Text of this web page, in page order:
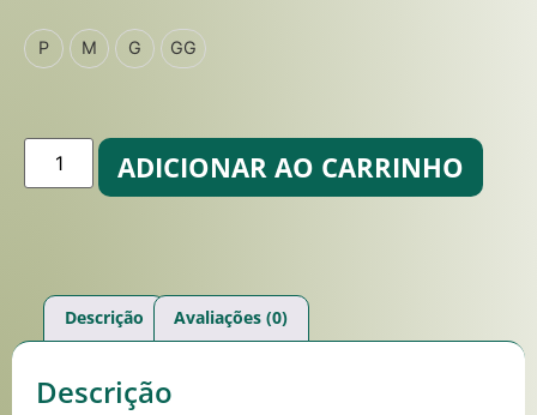
P M G GG
ADICIONAR AO CARRINHO
Descrição Avaliações (0)
Descrição